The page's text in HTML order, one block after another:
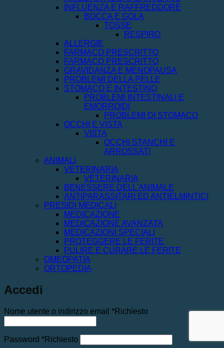
INFLUENZA E RAFFREDDORE
BOCCA E GOLA
TOSSE
RESPIRO
ALLERGIE
FARMACO PRESCRITTO
FARMACO PRESCRITTO
GRAVIDANZA E MENOPAUSA
PROBLEMI DELLA PELLE
STOMACO E INTESTINO
PROBLEMI INTESTINALI E
EMORROIDI
PROBLEMI DI STOMACO
OCCHI E VISTA
VISTA
OCCHI STANCHI E
ARROSSATI
ANIMALI
VETERINARIA
VETERINARIA
BENESSERE DELL'ANIMALE
ANTIPARASSITARI ED ANTIELMINTICI
PRESIDI MEDICALI
MEDICAZIONE
MEDICAZIONE AVANZATA
MEDICAZIONI SPECIALI
PROTEGGERE LE FERITE
PULIRE E CURARE LE FERITE
OMEOPATIA
ORTOPEDIA
Accedi
Nome utente o indirizzo email *Richiesto
Password *Richiesto